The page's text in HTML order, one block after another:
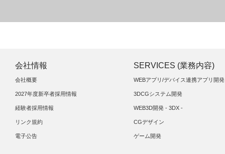
会社情報
会社概要
2027年度新卒者採用情報
経験者採用情報
リンク規約
電子公告
SERVICES (業務内容)
WEBアプリ/デバイス連携アプリ開発
3DCGシステム開発
WEB3D開発 - 3DX -
CGデザイン
ゲーム開発